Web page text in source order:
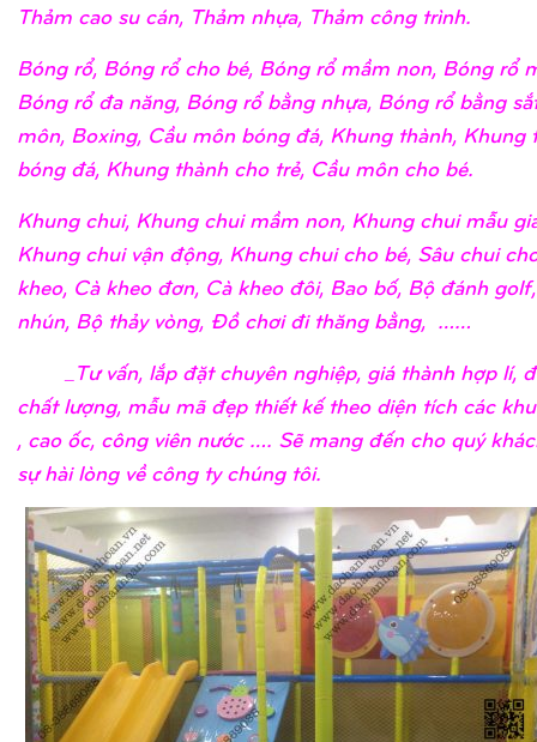
Thảm cao su cán, Thảm nhựa, Thảm công trình.
Bóng rổ, Bóng rổ cho bé, Bóng rổ mầm non, Bóng rổ
Bóng rổ đa năng, Bóng rổ bằng nhựa, Bóng rổ bằng
môn, Boxing, Cầu môn bóng đá, Khung thành, Khung
bóng đá, Khung thành cho trẻ, Cầu môn cho bé.
Khung chui, Khung chui mầm non, Khung chui mẫu
Khung chui vận động, Khung chui cho bé, Sâu chui
kheo, Cà kheo đơn, Cà kheo đôi, Bao bố, Bộ đánh
nhún, Bộ thảy vòng, Đồ chơi đi thăng bằng, ……
_Tư vấn, lắp đặt chuyên nghiệp, giá thành hợp lí,
chất lượng, mẫu mã đẹp thiết kế theo diện tích các
, cao ốc, công viên nước …. Sẽ mang đến cho quý
sự hài lòng về công ty chúng tôi.